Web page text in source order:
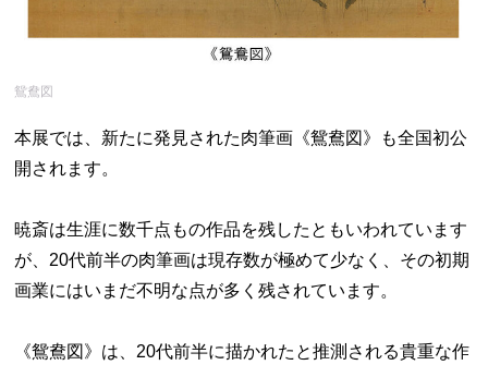
鴛鴦図
本展では、新たに発見された肉筆画《鴛鴦図》も全国初公
開されます。
暁斎は生涯に数千点もの作品を残したともいわれています
が、20代前半の肉筆画は現存数が極めて少なく、その初期
画業にはいまだ不明な点が多く残されています。
《鴛鴦図》は、20代前半に描かれたと推測される貴重な作